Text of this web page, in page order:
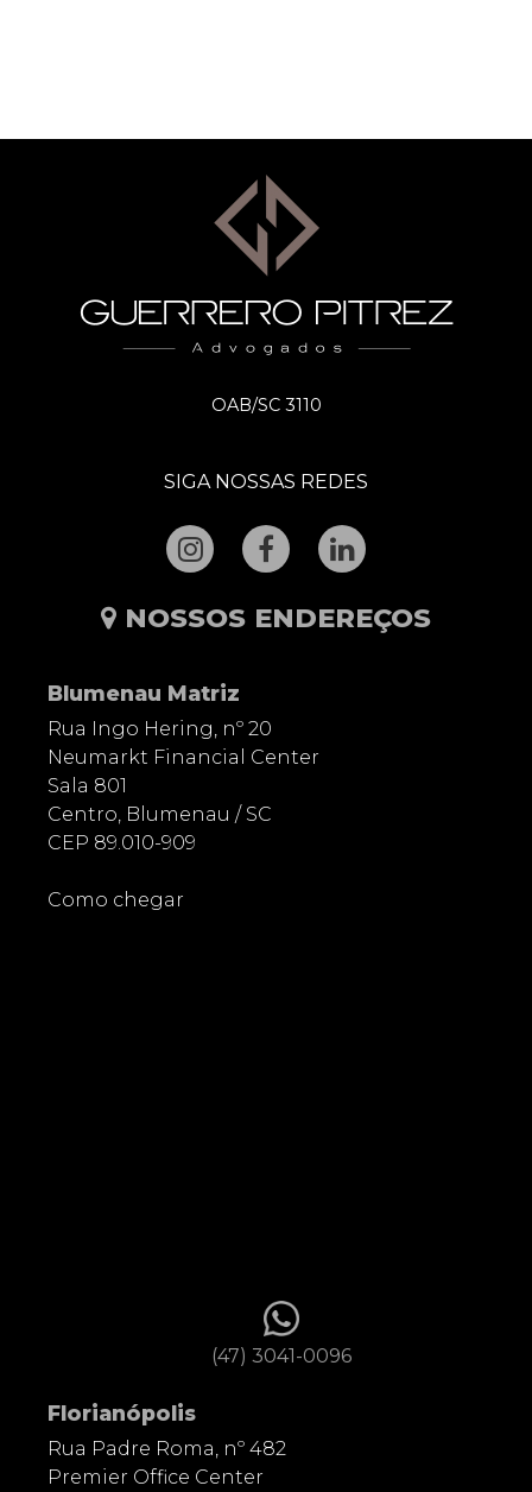
OAB/SC 3110
SIGA NOSSAS REDES
NOSSOS ENDEREÇOS
Blumenau Matriz
Rua Ingo Hering, nº 20
Neumarkt Financial Center
Sala 801
Centro, Blumenau / SC
CEP 89.010-909
Como chegar
(47) 3041-0096
Florianópolis
Rua Padre Roma, nº 482
Premier Office Center